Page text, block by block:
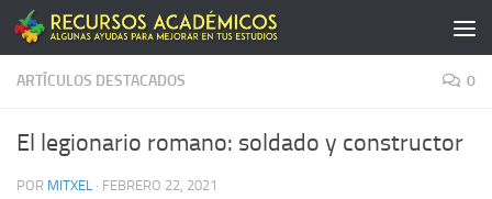
Saltar al contenido
ARTÍCULOS DESTACADOS 0
El legionario romano: soldado y constructor
POR MITXEL · FEBRERO 22, 2021